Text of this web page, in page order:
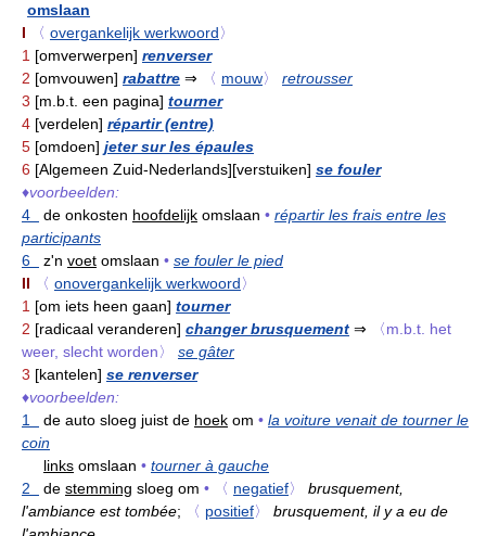
omslaan
I
〈 overgankelijk werkwoord〉
1 [omverwerpen] renverser
2 [omvouwen] rabattre ⇒ 〈 mouw〉
retrousser
3 [m.b.t. een pagina] tourner
4 [verdelen] répartir (entre)
5 [omdoen] jeter sur les épaules
6 [Algemeen Zuid-Nederlands][verstuiken] se fouler
♦voorbeelden:
4
de onkosten hoofdelijk omslaan • répartir les frais entre les
participants
6
z'n voet omslaan • se fouler le pied
II
〈 onovergankelijk werkwoord〉
1 [om iets heen gaan] tourner
2 [radicaal veranderen] changer brusquement ⇒
〈m.b.t. het
weer, slecht worden〉
se gâter
3 [kantelen] se renverser
♦voorbeelden:
1
de auto sloeg juist de hoek om • la voiture venait de tourner le
coin
links omslaan • tourner à gauche
2
de stemming sloeg om • 〈 negatief〉
brusquement,
l'ambiance est tombée; 〈 positief〉
brusquement, il y a eu de